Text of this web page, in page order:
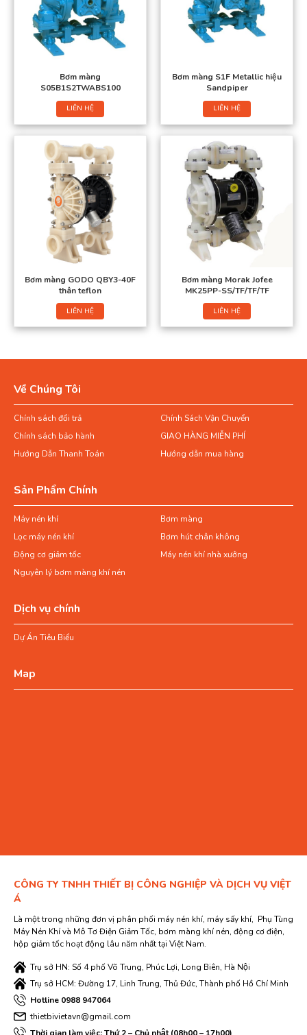
Bơm màng
S05B1S2TWABS100
LIÊN HỆ
Bơm màng S1F Metallic hiệu
Sandpiper
LIÊN HỆ
Bơm màng GODO QBY3-40F
thân teflon
LIÊN HỆ
Bơm màng Morak Jofee
MK25PP-SS/TF/TF/TF
LIÊN HỆ
Về Chúng Tôi
Chính sách đổi trả
Chính Sách Vận Chuyển
Chính sách bảo hành
GIAO HÀNG MIỄN PHÍ
Hướng Dẫn Thanh Toán
Hướng dẫn mua hàng
Sản Phẩm Chính
Máy nén khí
Bơm màng
Lọc máy nén khí
Bơm hút chân không
Động cơ giảm tốc
Máy nén khí nhà xưởng
Nguyên lý bơm màng khí nén
Dịch vụ chính
Dự Án Tiêu Biểu
Map
CÔNG TY TNHH THIẾT BỊ CÔNG NGHIỆP VÀ DỊCH VỤ VIỆT
Á
Là một trong những đơn vị phân phối máy nén khí, máy sấy khí, Phụ Tùng
Máy Nén Khí và Mô Tơ Điện Giảm Tốc, bơm màng khí nén, động cơ điện,
hộp giảm tốc hoạt động lâu năm nhất tại Việt Nam.
Trụ sở HN: Số 4 phố Võ Trung, Phúc Lợi, Long Biên, Hà Nội
Trụ sở HCM: Đường 17, Linh Trung, Thủ Đức, Thành phố Hồ Chí Minh
Hotline 0988 947064
thietbivietavn@gmail.com